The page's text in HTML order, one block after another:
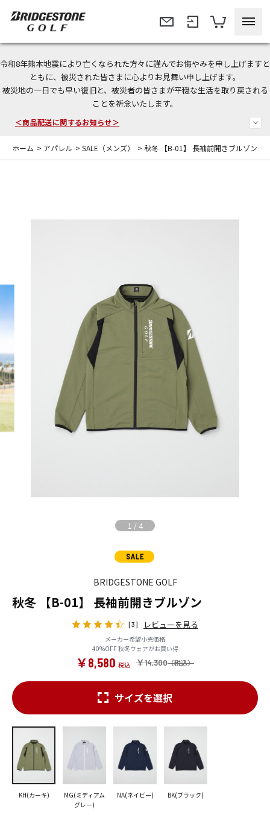
令和8年熊本地震により亡くなられた方々に謹んでお悔やみを申し上げますと
ともに、被災された皆さまに心よりお見舞い申し上げます。
被災地の一日でも早い復旧と、被災者の皆さまが平穏な生活を取り戻される
ことを祈念いたします。
今なら新規会員登録で1,000円OFFクーポンプレゼント！
＜商品配送に関するお知らせ＞
＜夏季休暇中のご注文・発送・お問い合わせ＞
ホーム > アパレル > SALE（メンズ） > 秋冬 【B-01】 長袖前開きブルゾン
1 / 4
BRIDGESTONE GOLF
秋冬 【B-01】 長袖前開きブルゾン
[3] レビューを見る
メーカー希望小売価格
40%OFF 秋冬ウェアがお買い得
￥14,300
￥8,580
サイズを選択
KH(カーキ)
MG(ミディアム
グレー)
NA(ネイビー) BK(ブラック)